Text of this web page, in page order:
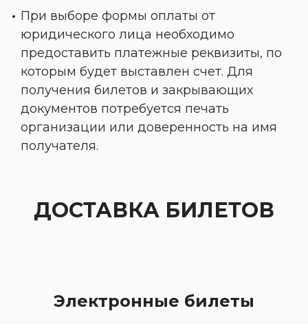
При выборе формы оплаты от
юридического лица необходимо
предоставить платежные реквизиты, по
которым будет выставлен счет. Для
получения билетов и закрывающих
документов потребуется печать
организации или доверенность на имя
получателя.
ДОСТАВКА БИЛЕТОВ
Электронные билеты